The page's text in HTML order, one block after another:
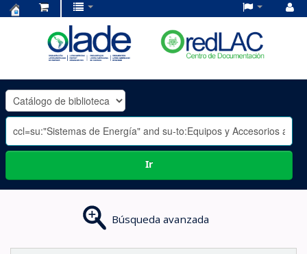
OLADE
-
Ir
Búsqueda avanzada